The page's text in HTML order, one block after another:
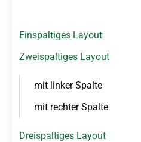
Einspaltiges Layout
Zweispaltiges Layout
mit linker Spalte
mit rechter Spalte
Dreispaltiges Layout